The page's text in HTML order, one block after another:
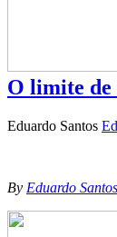
O limite de
Eduardo Santos
By Eduardo Santos